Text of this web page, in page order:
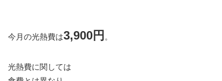
今月の光熱費は3,900円 。
光熱費に関しては